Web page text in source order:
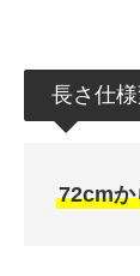
長さ仕
72cm